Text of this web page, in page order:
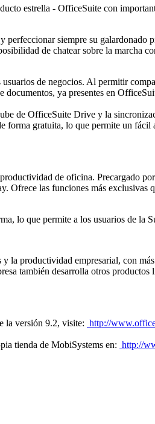
estrella - OfficeSuite con
siempre su
de chatear sobre la marcha
de negocios. Al permitir
ya presentes en
de OfficeSuite Drive y la
gratuita, lo que permite un fácil
de oficina. Precargado
Ofrece las funciones más
lo que permite a los usuarios de
la productividad empresarial, con
también desarrolla otros
la versión 9.2, visite: http://
tienda de MobiSystems en: http://